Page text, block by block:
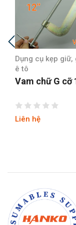
Dụng cụ kẹp giữ,
ê tô
Vam chữ G cỡ
Liên hệ